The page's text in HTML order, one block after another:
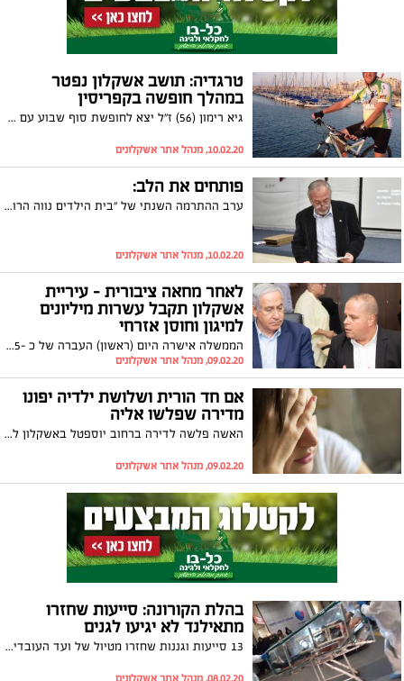
טרגדיה: תושב אשקלון נפטר
במהלך חופשה בקפריסין
גיא רימון (56) ז"ל יצא לחופשת סוף שבוע עם רעייתו מירי ולקה בלבו כאשר רכב על האופניים שכה אהב. לאחר מאמצי החייאה נקבע מותו
10.02.20, מנהל אתר אשקלונים
פותחים את הלב:
ערב ההתרמה השנתי של "בית הילדים נווה הרואה" יתקיים מחר (שלישי) ובעמותת הידידים מקווים שהציבור יפתח את ליבו וכיסו ויתרום בנדיבות למען הילדים. יו"ר העמותה, דוד רוזנר: "משוכנע שכל מי שמגיע פעם אחת לבית הילדים, רואה ומרגיש את הצורך לעשות למענם"
10.02.20, מנהל אתר אשקלונים
לאחר מחאה ציבורית - עיריית
אשקלון תקבל עשרות מיליונים
למיגון וחוסן אזרחי
הממשלה אישרה היום (ראשון) העברה של כ -35 מיליון שקלים למרכיבי ביטחון וחוסן אזרחי באשקלון, לאחר מחאה נרחבת בנושא על ידי אישי ציבור ותושבים
09.02.20, מנהל אתר אשקלונים
אם חד הורית ושלושת ילדיה יפונו
מדירה שפלשו אליה
האשה פלשה לדירה ברחוב יוספטל באשקלון לפני יותר משנה וחצי, לאחרונה קיבל בית המשפט את תביעת עמיגור והורה על הפינוי
09.02.20, מנהל אתר אשקלונים
בהלת הקורונה: סייעות שחזרו
מתאילנד לא יגיעו לגנים
13 סייעות וגננות שחזרו מטיול של ועד העובדים בתאילנד, לא ישובו לעבודתן בימים הקרובים בשל החשש מנגיף הקורונה
08.02.20, מנהל אתר אשקלונים